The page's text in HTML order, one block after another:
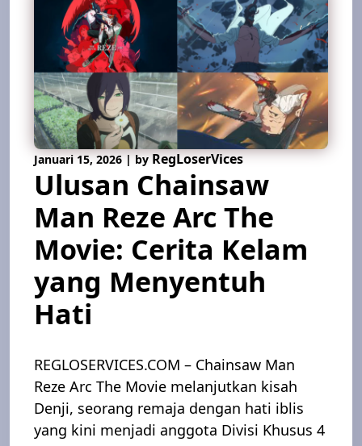
Januari 15, 2026 | byRegLoserVices
Ulusan Chainsaw
Man Reze Arc The
Movie: Cerita Kelam
yang Menyentuh
Hati
REGLOSERVICES.COM – Chainsaw Man
Reze Arc The Movie melanjutkan kisah
Denji, seorang remaja dengan hati iblis
yang kini menjadi anggota Divisi Khusus 4